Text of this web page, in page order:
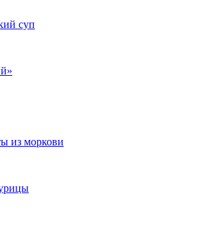
суп
из моркови